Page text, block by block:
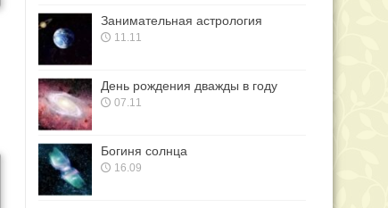
Занимательная астрология
11.11
День рождения дважды в году
07.11
Богиня солнца
16.09